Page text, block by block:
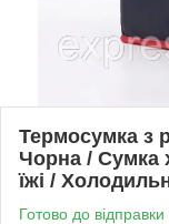
Термосумка з
Чорна / Сумка
їжі /
Готово до відправки